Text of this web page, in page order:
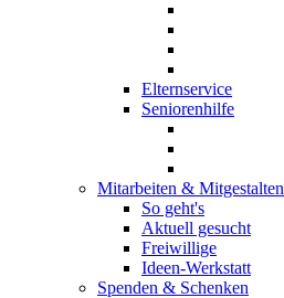
Elternservice
Seniorenhilfe
Mitarbeiten & Mitgestalten
So geht's
Aktuell gesucht
Freiwillige
Ideen-Werkstatt
Spenden & Schenken